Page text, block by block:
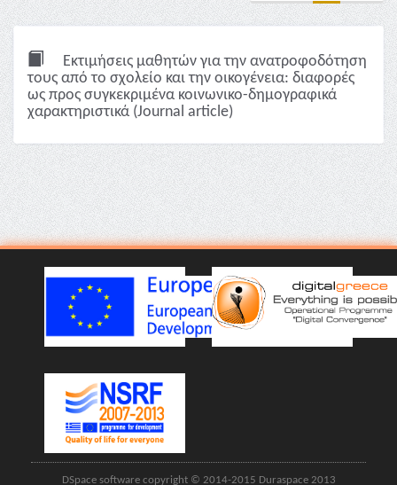
Εκτιμήσεις μαθητών για την ανατροφοδότηση
τους από το σχολείο και την οικογένεια: διαφορές
ως προς συγκεκριμένα κοινωνικο-δημογραφικά
χαρακτηριστικά (Journal article)
DSpace software copyright © 2014-2015 Duraspace 2013